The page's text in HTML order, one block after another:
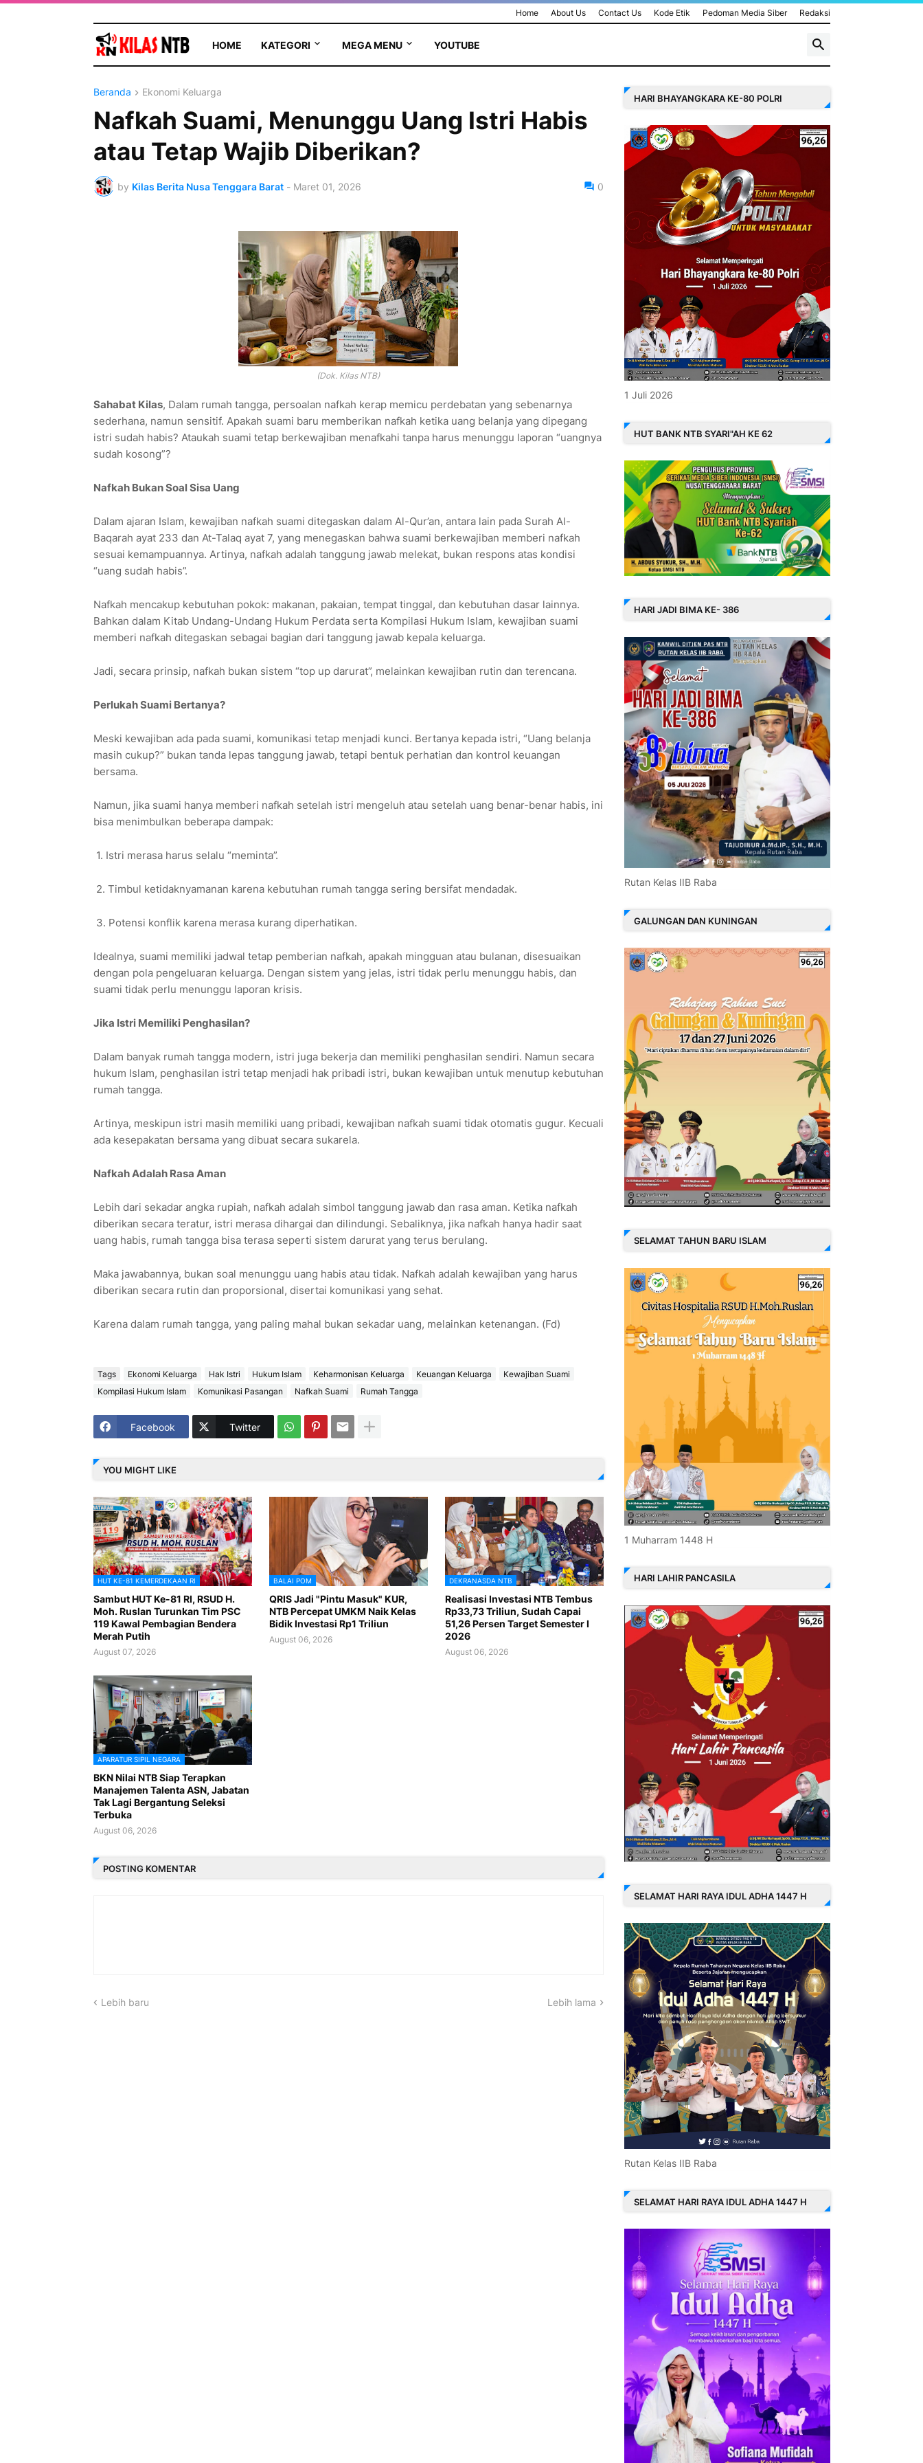
Home About Us Contact Us Kode Etik Pedoman Media Siber Redaksi
HOME KATEGORI MEGA MENU YOUTUBE
Beranda Ekonomi Keluarga
Nafkah Suami, Menunggu Uang Istri Habis
atau Tetap Wajib Diberikan?
by Kilas Berita Nusa Tenggara Barat - Maret 01, 2026 0
(Dok. Kilas NTB)
Sahabat Kilas, Dalam rumah tangga, persoalan nafkah kerap memicu perdebatan yang sebenarnya
sederhana, namun sensitif. Apakah suami baru memberikan nafkah ketika uang belanja yang dipegang
istri sudah habis? Ataukah suami tetap berkewajiban menafkahi tanpa harus menunggu laporan “uangnya
sudah kosong”?
Nafkah Bukan Soal Sisa Uang
Dalam ajaran Islam, kewajiban nafkah suami ditegaskan dalam Al-Qur’an, antara lain pada Surah Al-
Baqarah ayat 233 dan At-Talaq ayat 7, yang menegaskan bahwa suami berkewajiban memberi nafkah
sesuai kemampuannya. Artinya, nafkah adalah tanggung jawab melekat, bukan respons atas kondisi
“uang sudah habis”.
Nafkah mencakup kebutuhan pokok: makanan, pakaian, tempat tinggal, dan kebutuhan dasar lainnya.
Bahkan dalam Kitab Undang-Undang Hukum Perdata serta Kompilasi Hukum Islam, kewajiban suami
memberi nafkah ditegaskan sebagai bagian dari tanggung jawab kepala keluarga.
Jadi, secara prinsip, nafkah bukan sistem “top up darurat”, melainkan kewajiban rutin dan terencana.
Perlukah Suami Bertanya?
Meski kewajiban ada pada suami, komunikasi tetap menjadi kunci. Bertanya kepada istri, “Uang belanja
masih cukup?” bukan tanda lepas tanggung jawab, tetapi bentuk perhatian dan kontrol keuangan
bersama.
Namun, jika suami hanya memberi nafkah setelah istri mengeluh atau setelah uang benar-benar habis, ini
bisa menimbulkan beberapa dampak:
1. Istri merasa harus selalu “meminta”.
2. Timbul ketidaknyamanan karena kebutuhan rumah tangga sering bersifat mendadak.
3. Potensi konflik karena merasa kurang diperhatikan.
Idealnya, suami memiliki jadwal tetap pemberian nafkah, apakah mingguan atau bulanan, disesuaikan
dengan pola pengeluaran keluarga. Dengan sistem yang jelas, istri tidak perlu menunggu habis, dan
suami tidak perlu menunggu laporan krisis.
Jika Istri Memiliki Penghasilan?
Dalam banyak rumah tangga modern, istri juga bekerja dan memiliki penghasilan sendiri. Namun secara
hukum Islam, penghasilan istri tetap menjadi hak pribadi istri, bukan kewajiban untuk menutup kebutuhan
rumah tangga.
Artinya, meskipun istri masih memiliki uang pribadi, kewajiban nafkah suami tidak otomatis gugur. Kecuali
ada kesepakatan bersama yang dibuat secara sukarela.
Nafkah Adalah Rasa Aman
Lebih dari sekadar angka rupiah, nafkah adalah simbol tanggung jawab dan rasa aman. Ketika nafkah
diberikan secara teratur, istri merasa dihargai dan dilindungi. Sebaliknya, jika nafkah hanya hadir saat
uang habis, rumah tangga bisa terasa seperti sistem darurat yang terus berulang.
Maka jawabannya, bukan soal menunggu uang habis atau tidak. Nafkah adalah kewajiban yang harus
diberikan secara rutin dan proporsional, disertai komunikasi yang sehat.
Karena dalam rumah tangga, yang paling mahal bukan sekadar uang, melainkan ketenangan. (Fd)
Tags Ekonomi Keluarga Hak Istri Hukum Islam Keharmonisan Keluarga Keuangan Keluarga
Kewajiban Suami
Kompilasi Hukum Islam
Komunikasi Pasangan Nafkah Suami Rumah Tangga
Facebook Twitter
YOU MIGHT LIKE
HUT KE-81 KEMERDEKAAN RI
Sambut HUT Ke-81 RI, RSUD H.
Moh. Ruslan Turunkan Tim PSC
119 Kawal Pembagian Bendera
Merah Putih
August 07, 2026
BALAI POM
QRIS Jadi "Pintu Masuk" KUR,
NTB Percepat UMKM Naik Kelas
Bidik Investasi Rp1 Triliun
August 06, 2026
DEKRANASDA NTB
Realisasi Investasi NTB Tembus
Rp33,73 Triliun, Sudah Capai
51,26 Persen Target Semester I
2026
August 06, 2026
APARATUR SIPIL NEGARA
BKN Nilai NTB Siap Terapkan
Manajemen Talenta ASN, Jabatan
Tak Lagi Bergantung Seleksi
Terbuka
August 06, 2026
POSTING KOMENTAR
Lebih baru Lebih lama
HARI BHAYANGKARA KE-80 POLRI
1 Juli 2026
HUT BANK NTB SYARI"AH KE 62
HARI JADI BIMA KE- 386
Rutan Kelas IIB Raba
GALUNGAN DAN KUNINGAN
SELAMAT TAHUN BARU ISLAM
1 Muharram 1448 H
HARI LAHIR PANCASILA
SELAMAT HARI RAYA IDUL ADHA 1447 H
Rutan Kelas IIB Raba
SELAMAT HARI RAYA IDUL ADHA 1447 H